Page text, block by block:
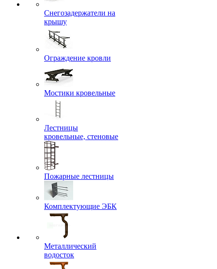
Снегозадержатели на
крышу
Ограждение кровли
Мостики кровельные
Лестницы
кровельные, стеновые
Пожарные лестницы
Комплектующие ЭБК
Металлический
водосток